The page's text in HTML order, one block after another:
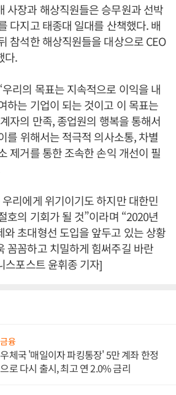
사장과 해상직원들은 승무원과 선박
다지고 태종대 일대를 산책했다. 배
참석한 해상직원들을 대상으로 CEO
다.
리의 목표는 지속적으로 이익을 내
하는 기업이 되는 것이고 이 목표는
자의 만족, 종업원의 행복을 통해서
를 위해서는 적극적 의사소통, 차별
제거를 통한 조속한 손익 개선이 필
리에게 위기이기도 하지만 대한민
호의 기회가 될 것”이라며 “2020년
초대형선 도입을 앞두고 있는 상황
꼼꼼하고 치밀하게 힘써주길 바란
스포스트 윤휘종 기자]
금융
우체국 '매일이자 파킹통장' 5만 계좌 한정
으로 다시 출시, 최고 연 2.0% 금리